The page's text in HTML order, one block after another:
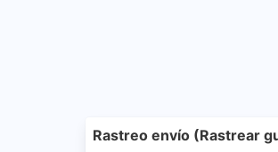
Rastreo envío (Rastrear